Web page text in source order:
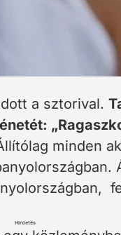
a sztorival.
minden
Hirdetés